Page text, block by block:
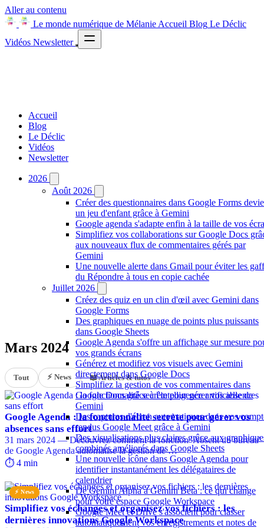
Aller au contenu
Le monde numérique de Mélanie Accueil Blog Le Déclic
Vidéos Newsletter
Accueil
Blog
Le Déclic
Vidéos
Newsletter
2026
Août 2026
Créer des questionnaires dans Google Forms
un jeu d'enfant grâce à Gemini
Google agenda s'adapte enfin à la taille de vos
Simplifiez vos collaborations sur Google Docs
aux nouveaux flux de commentaires gérés par
Gemini
Une nouvelle alerte dans Gmail pour éviter les
du Répondre à tous en copie cachée
Juillet 2026
Créez des quiz en un clin d'œil avec Gemini dans
Google Forms
Des graphiques en nuage de points plus puissants
dans Google Sheets
Google Agenda s'offre un affichage sur mesure
vos grands écrans
Générez et modifiez vos visuels avec Gemini
directement dans Google Docs
Simplifiez la gestion de vos commentaires dans
Google Docs grâce à l'intelligence artificielle de
Gemini
Des captures d'écran automatiques dans vos
rendus Google Meet grâce à Gemini
Des visualisations plus claires grâce aux
combinés améliorés dans Google Sheets
Une nouvelle icône dans Google Agenda pour
identifier instantanément les délégataires de
calendrier
De Gemini Alpha à Gemini Beta : ce qui change
pour votre espace Google Workspace
Google Meet et Drive s'associent pour classer
automatiquement vos enregistrements et notes de
Mars 2024
Tout ⚡ News 📖 Articles & tutos
Google Agenda : la fonctionnalité secrète pour gérer vos
absences sans effort
31 mars 2024 — Découvrez comment la fonction 'Absent du bureau'
de Google Agenda automatise la gestion de …
⏱️ 4 min
⚡ News
Simplifiez vos échanges et organisez vos fichiers : les
dernières innovations Google Workspace